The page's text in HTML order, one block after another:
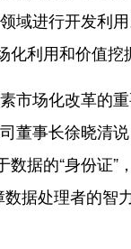
域进行开发利
化利用和价值挖
场化改革的重
董事长徐晓清
数据的“身份证
据处理者的